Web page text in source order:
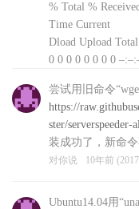
% Total %
Time Current
Dload Upload
0 0 0 0 0 0 0 0
文件下载失败，
http://
包
对你说 10年前
尝试用旧命令
https://
ster/serverspeeder-
装成功了，新命
对你说 10年前
Ubuntu14.04用